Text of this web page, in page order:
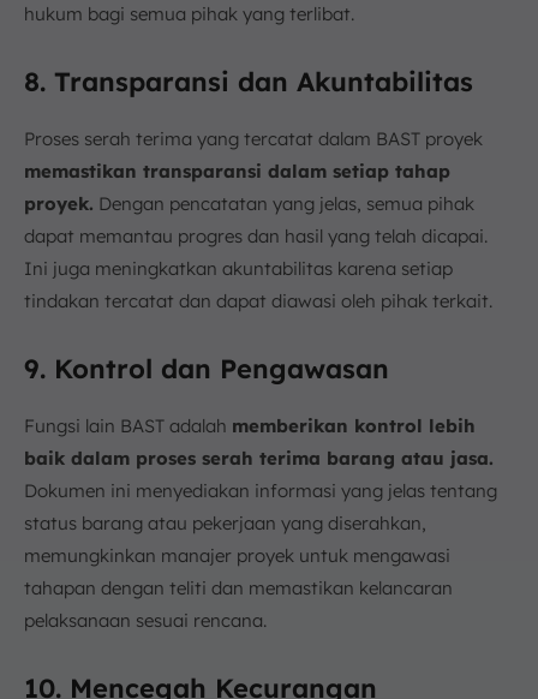
hukum bagi semua pihak yang terlibat.
8. Transparansi dan Akuntabilitas
Proses serah terima yang tercatat dalam BAST proyek
memastikan transparansi dalam setiap tahap
proyek. Dengan pencatatan yang jelas, semua pihak
dapat memantau progres dan hasil yang telah dicapai.
Ini juga meningkatkan akuntabilitas karena setiap
tindakan tercatat dan dapat diawasi oleh pihak terkait.
9. Kontrol dan Pengawasan
Fungsi lain BAST adalah memberikan kontrol lebih
baik dalam proses serah terima barang atau jasa.
Dokumen ini menyediakan informasi yang jelas tentang
status barang atau pekerjaan yang diserahkan,
memungkinkan manajer proyek untuk mengawasi
tahapan dengan teliti dan memastikan kelancaran
pelaksanaan sesuai rencana.
10. Mencegah Kecurangan